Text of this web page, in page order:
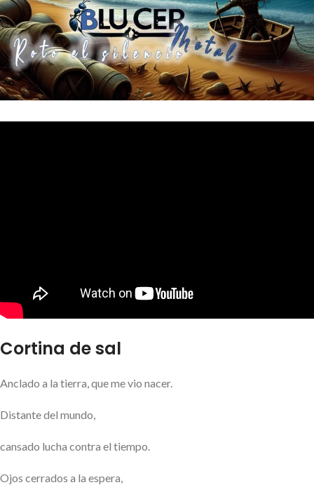
Cortina de sal
Anclado a la tierra, que me vio nacer.
Distante del mundo,
cansado lucha contra el tiempo.
Ojos cerrados a la espera,